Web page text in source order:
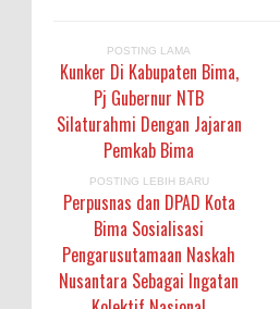
POSTING LAMA
Kunker Di Kabupaten Bima,
Pj Gubernur NTB
Silaturahmi Dengan Jajaran
Pemkab Bima
POSTING LEBIH BARU
Perpusnas dan DPAD Kota
Bima Sosialisasi
Pengarusutamaan Naskah
Nusantara Sebagai Ingatan